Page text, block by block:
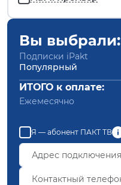
Вы выбрали:
Подписки iPakt
Популярный
ИТОГО к оплате:
Ежемесячно
Я — абонент ПАКТ ТВ